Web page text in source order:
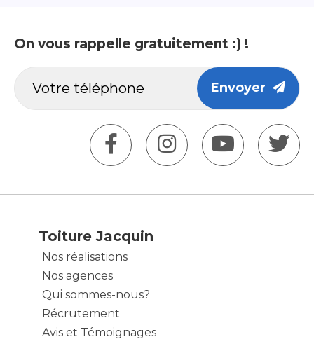
On vous rappelle gratuitement :) !
Envoyer
Toiture Jacquin
Nos réalisations
Nos agences
Qui sommes-nous?
Récrutement
Avis et Témoignages